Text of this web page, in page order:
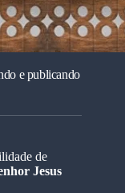
e publicando
de
Jesus